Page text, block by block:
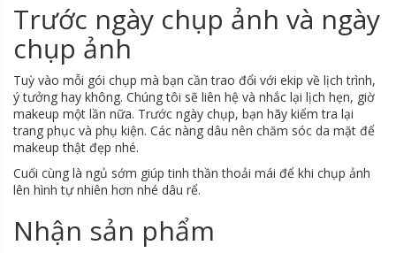
Trước ngày chụp ảnh và ngày
chụp ảnh
Tuỳ vào mỗi gói chụp mà bạn cần trao đổi với ekip về lịch trình,
ý tưởng hay không. Chúng tôi sẽ liên hệ và nhắc lại lịch hẹn, giờ
makeup một lần nữa. Trước ngày chụp, bạn hãy kiểm tra lại
trang phục và phụ kiện. Các nàng dâu nên chăm sóc da mặt để
makeup thật đẹp nhé.
Cuối cùng là ngủ sớm giúp tinh thần thoải mái để khi chụp ảnh
lên hình tự nhiên hơn nhé dâu rể.
Nhận sản phẩm